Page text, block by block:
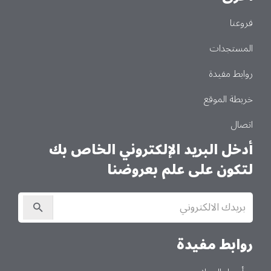
فروعنا
المستجدات
روابط مفيدة
خريطة الموقع
اتصال
أدخل البريد الإلكتروني الخاص بك
لتكون على علم بعروضنا
الاشتراك
في
النشرة
روابط مفيدة